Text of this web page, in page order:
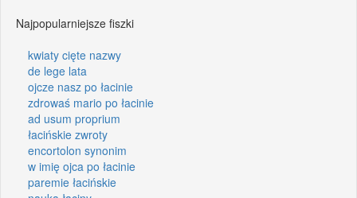
Najpopularniejsze fiszki
kwiaty cięte nazwy
de lege lata
ojcze nasz po łacinie
zdrowaś mario po łacinie
ad usum proprium
łacińskie zwroty
encortolon synonim
w imię ojca po łacinie
paremie łacińskie